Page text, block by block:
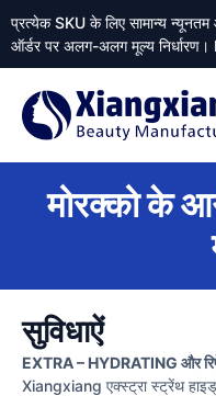
प्रत्येक SKU के लिए सामान्य
ऑर्डर पर अलग-अलग मूल्य
मोरक्को के
सुविधाऐं
EXTRA – HYDRATING और
Xiangxiang एक्स्ट्रा स्ट्रेंथ